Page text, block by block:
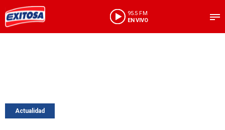
95.5 FM
EN VIVO
Actualidad